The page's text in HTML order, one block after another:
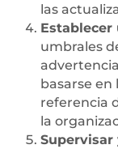
las
Establecer
umbrales
basarse
referencia
la
Supervisar